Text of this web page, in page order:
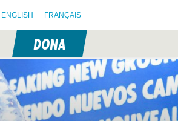
ENGLISH FRANÇAIS
DONA